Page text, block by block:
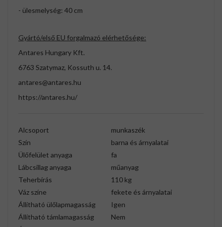
- ülesmelység: 40 cm
Gyártó/első EU forgalmazó elérhetősége:
Antares Hungary Kft.
6763 Szatymaz, Kossuth u. 14.
antares@antares.hu
https://antares.hu/
Alcsoport
munkaszék
Szín
barna és árnyalatai
Ülőfelület anyaga
fa
Lábcsillag anyaga
műanyag
Teherbírás
110 kg
Váz színe
fekete és árnyalatai
Állítható ülőlapmagasság
Igen
Állítható támlamagasság
Nem